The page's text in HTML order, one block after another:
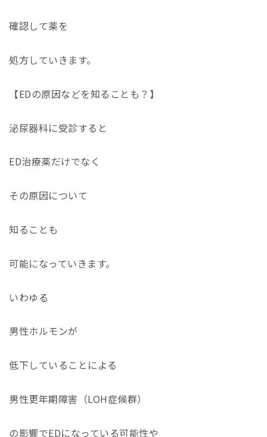
確認して薬を
処方していきます。
【EDの原因などを知ることも？】
泌尿器科に受診すると
ED治療薬だけでなく
その原因について
知ることも
可能になっていきます。
いわゆる
男性ホルモンが
低下していることによる
男性更年期障害（LOH症候群）
の影響でEDになっている可能性や